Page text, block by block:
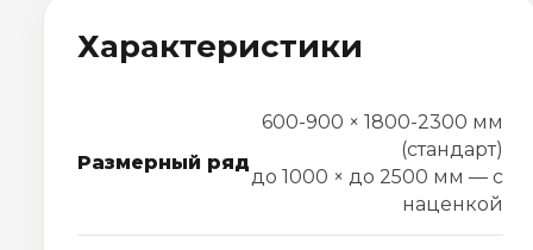
Характеристики
Размерный ряд
600-900 × 1800-2300 мм
(стандарт)
до 1000 × до 2500 мм — с
наценкой